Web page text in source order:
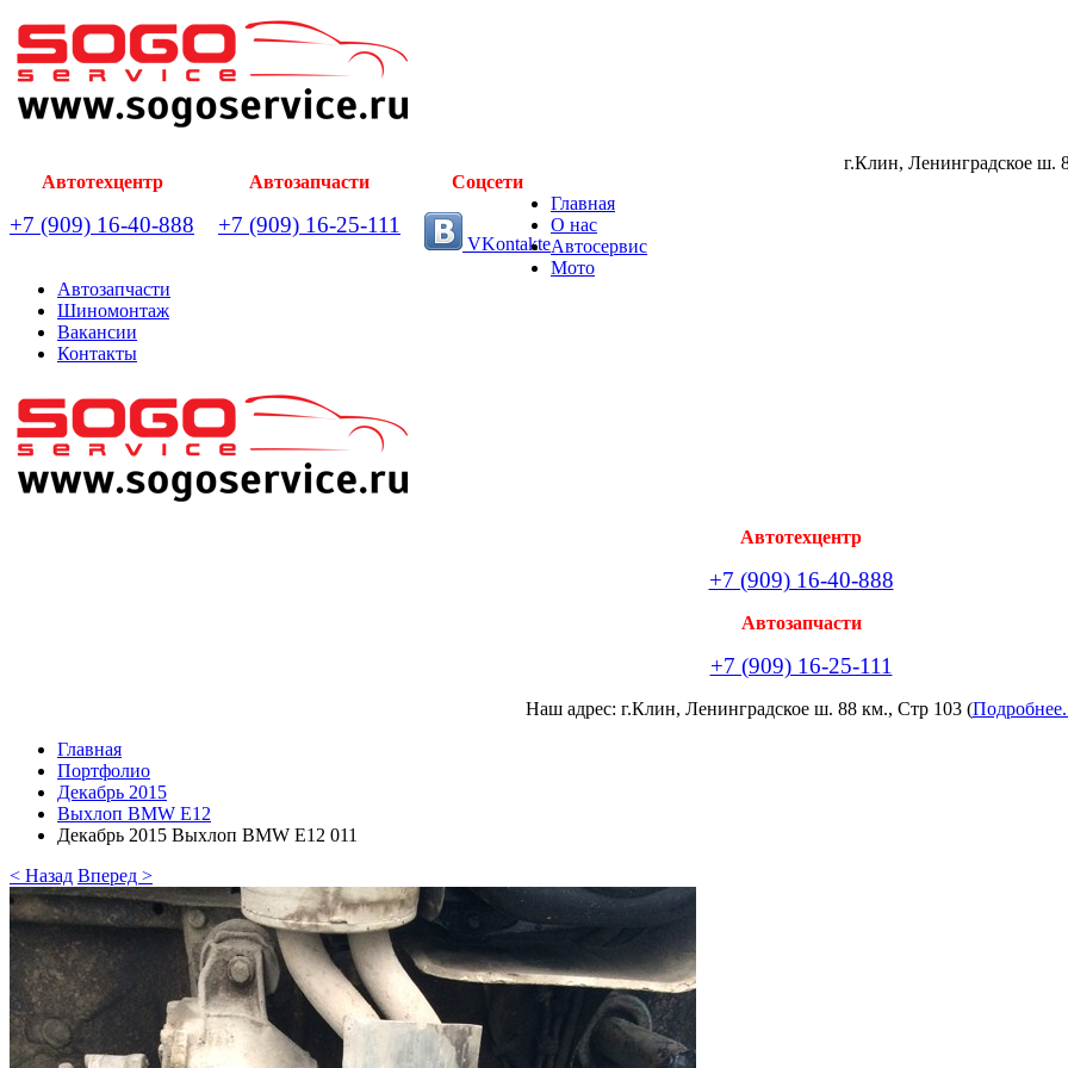
Автотехцентр
+7 (909) 16-40-888
Автозапчасти
+7 (909) 16-25-111
Соцсети
VKontakte
г.Клин, Ленинградское ш.
Главная
О нас
Автосервис
Мото
Автозапчасти
Шиномонтаж
Вакансии
Контакты
Автотехцентр
+7 (909) 16-40-888
Автозапчасти
+7 (909) 16-25-111
Наш адрес: г.Клин, Ленинградское ш. 88 км., Стр 103 (
Главная
Портфолио
Декабрь 2015
Выхлоп BMW E12
Декабрь 2015 Выхлоп BMW E12 011
< Назад Вперед >